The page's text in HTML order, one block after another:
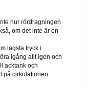
hur rördragningen
om det inte är en
lägsta tryck i
igång allt igen och
acktank och
på cirkulationen